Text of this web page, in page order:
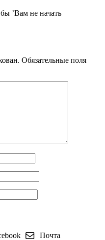
’Вам не начать
Обязательные поля
Почта